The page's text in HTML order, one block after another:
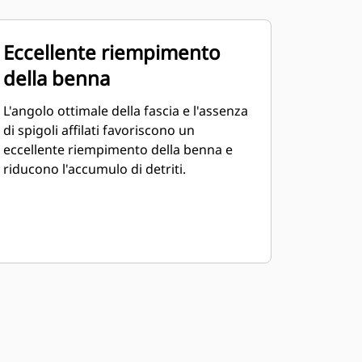
Eccellente riempimento
della benna
L'angolo ottimale della fascia e l'assenza
di spigoli affilati favoriscono un
eccellente riempimento della benna e
riducono l'accumulo di detriti.